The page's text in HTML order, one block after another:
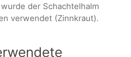
der Schachtelhalm
verwendet (Zinnkraut).